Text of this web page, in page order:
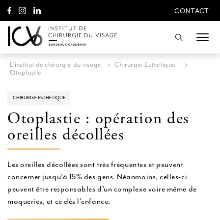
l
CONTACT
CONTACT
Recherche
L'institut de chirurgie du visage > Chirurgie Esthétique
>
Otoplastie
CHIRURGIE ESTHÉTIQUE
Otoplastie : opération des
oreilles décollées
Les oreilles décollées sont très fréquentes et peuvent
concerner jusqu’à 15% des gens. Néanmoins, celles-ci
peuvent être responsables d’un complexe voire même de
moqueries, et ce dès l’enfance.